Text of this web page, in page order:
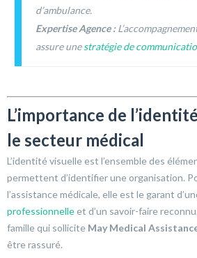
d’ambulance.
Expertise Agence :
assure unestratégie de
L’importance de
le secteur médical
L’identité visuelle est l’ensemble des
permettent d’identifier une organisation.
l’assistance médicale, elle est le garant
professionnelle et d’un savoir-faire
famille qui sollicite May Medical
être rassuré.